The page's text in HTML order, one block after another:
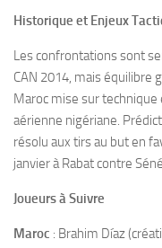
Historique et Enjeux
Les confrontations sont
CAN 2014, mais équilibre
Maroc mise sur technique
aérienne nigériane.
résolu aux tirs au but en
janvier à Rabat contre
Joueurs à Suivre
Maroc : Brahim Díaz